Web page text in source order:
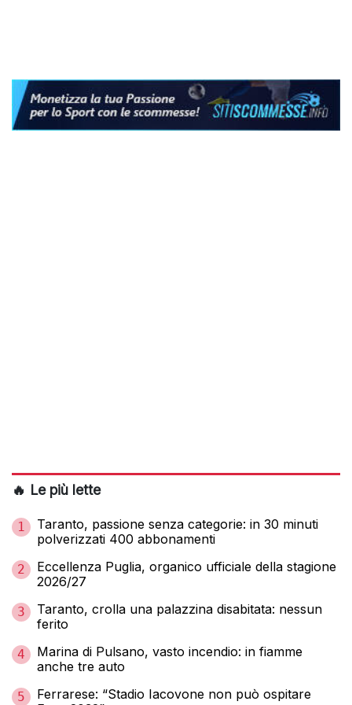
🔥 Le più lette
1
Taranto, passione senza categorie: in 30 minuti
polverizzati 400 abbonamenti
2
Eccellenza Puglia, organico ufficiale della stagione
2026/27
3
Taranto, crolla una palazzina disabitata: nessun
ferito
4
Marina di Pulsano, vasto incendio: in fiamme
anche tre auto
5
Ferrarese: “Stadio Iacovone non può ospitare